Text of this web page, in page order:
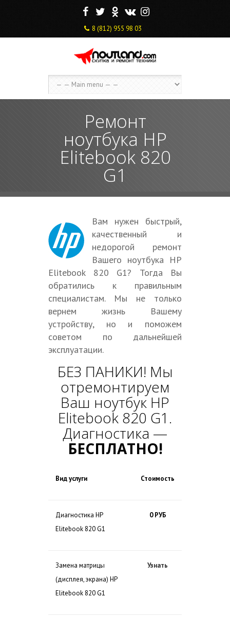
F T O V I
8 (812) 955 98 03
Ремонт
ноутбука HP
Elitebook 820
G1
Вам нужен быстрый,
качественный и
недорогой ремонт
Вашего ноутбука HP
Elitebook 820 G1? Тогда Вы
обратились к правильным
специалистам. Мы не только
вернем жизнь Вашему
устройству, но и поможем
советом по дальнейшей
эксплуатации.
БЕЗ ПАНИКИ! Мы
отремонтируем
Ваш ноутбук HP
Elitebook 820 G1.
Диагностика —
БЕСПЛАТНО!
Вид услуги Стоимость
Диагностика HP
Elitebook 820 G1
0 РУБ
Замена матрицы
(дисплея, экрана) HP
Elitebook 820 G1
Узнать